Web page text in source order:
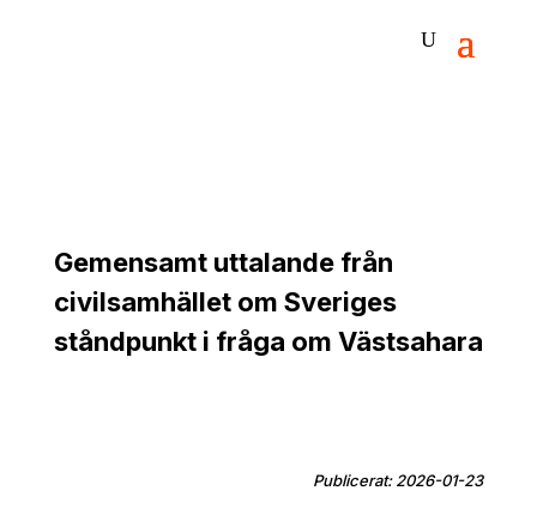
Gemensamt uttalande från
civilsamhället om Sveriges
ståndpunkt i fråga om Västsahara
Publicerat: 2026-01-23